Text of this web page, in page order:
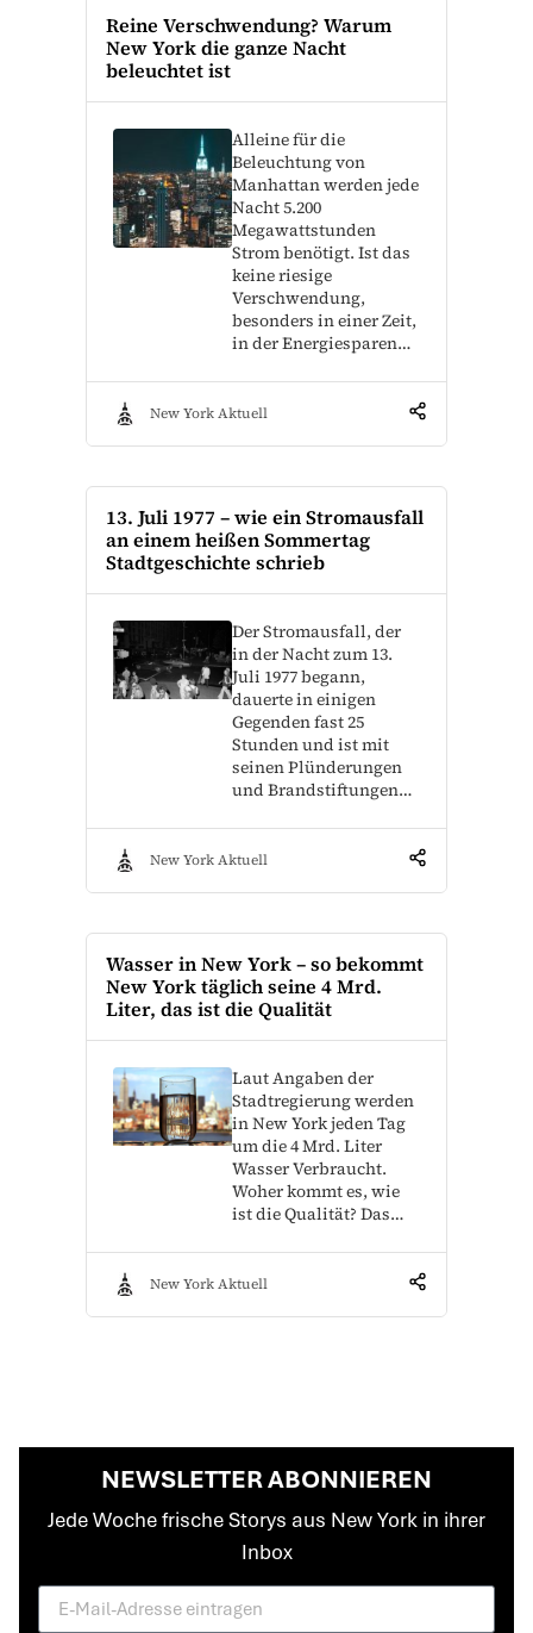
Reine Verschwendung? Warum
New York die ganze Nacht
beleuchtet ist
Alleine für die
Beleuchtung von
Manhattan werden jede
Nacht 5.200
Megawattstunden
Strom benötigt. Ist das
keine riesige
Verschwendung,
besonders in einer Zeit,
in der Energiesparen…
New York Aktuell
13. Juli 1977 – wie ein Stromausfall
an einem heißen Sommertag
Stadtgeschichte schrieb
Der Stromausfall, der
in der Nacht zum 13.
Juli 1977 begann,
dauerte in einigen
Gegenden fast 25
Stunden und ist mit
seinen Plünderungen
und Brandstiftungen…
New York Aktuell
Wasser in New York – so bekommt
New York täglich seine 4 Mrd.
Liter, das ist die Qualität
Laut Angaben der
Stadtregierung werden
in New York jeden Tag
um die 4 Mrd. Liter
Wasser Verbraucht.
Woher kommt es, wie
ist die Qualität? Das…
New York Aktuell
NEWSLETTER ABONNIEREN
Jede Woche frische Storys aus New York in ihrer
Inbox